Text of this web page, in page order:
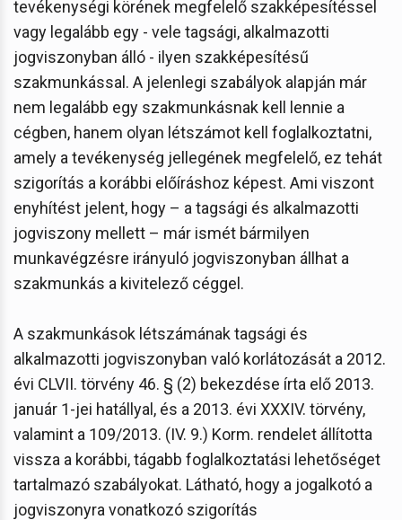
tevékenységi körének megfelelő szakképesítéssel
vagy legalább egy - vele tagsági, alkalmazotti
jogviszonyban álló - ilyen szakképesítésű
szakmunkással. A jelenlegi szabályok alapján már
nem legalább egy szakmunkásnak kell lennie a
cégben, hanem olyan létszámot kell foglalkoztatni,
amely a tevékenység jellegének megfelelő, ez tehát
szigorítás a korábbi előíráshoz képest. Ami viszont
enyhítést jelent, hogy – a tagsági és alkalmazotti
jogviszony mellett – már ismét bármilyen
munkavégzésre irányuló jogviszonyban állhat a
szakmunkás a kivitelező céggel.
A szakmunkások létszámának tagsági és
alkalmazotti jogviszonyban való korlátozását a 2012.
évi CLVII. törvény 46. § (2) bekezdése írta elő 2013.
január 1-jei hatállyal, és a 2013. évi XXXIV. törvény,
valamint a 109/2013. (IV. 9.) Korm. rendelet állította
vissza a korábbi, tágabb foglalkoztatási lehetőséget
tartalmazó szabályokat. Látható, hogy a jogalkotó a
jogviszonyra vonatkozó szigorítás